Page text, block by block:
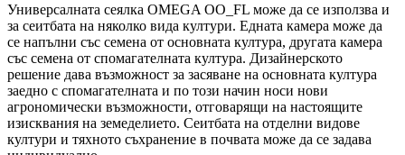
Универсалната сеялка OMEGA OO_FL може да се използва и
за сеитбата на няколко вида култури. Едната камера може да
се напълни със семена от основната култура, другата камера
със семена от спомагателната култура. Дизайнерското
решение дава възможност за засяване на основната култура
заедно с спомагателната и по този начин носи нови
агрономически възможности, отговарящи на настоящите
изисквания на земеделието. Сеитбата на отделни видове
култури и тяхното съхранение в почвата може да се задава